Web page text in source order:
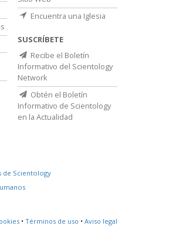
Encuentra una Iglesia
SUSCRÍBETE
Recibe el Boletín
Informativo del Scientology
Network
Obtén el Boletín
Informativo de Scientology
en la Actualidad
de Scientology
• Términos de uso • Aviso legal